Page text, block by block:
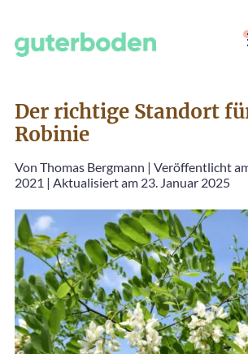
Der richtige Standort
Robinie
Von Thomas Bergmann | Veröffentlicht
2021 | Aktualisiert am 23. Januar 2025